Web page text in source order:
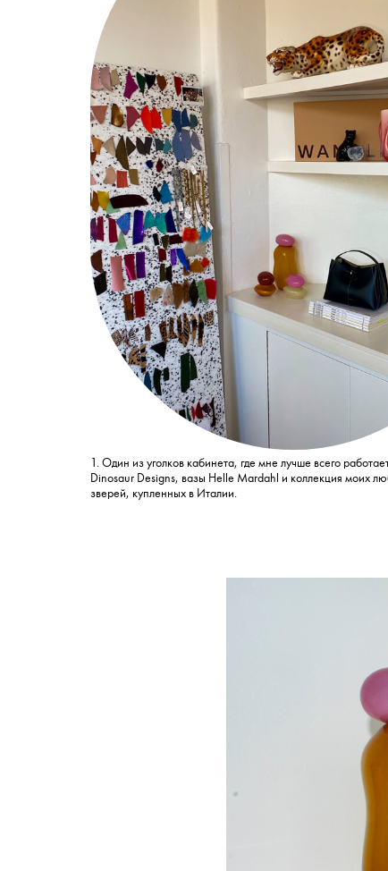
1. Один из уголков кабинета, где мне лучше всего
Dinosaur Designs, вазы Helle Mardahl и коллекция моих
зверей, купленных в Италии.